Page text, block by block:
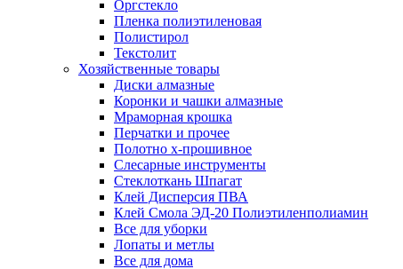
Оргстекло
Пленка полиэтиленовая
Полистирол
Текстолит
Хозяйственные товары
Диски алмазные
Коронки и чашки алмазные
Мраморная крошка
Перчатки и прочее
Полотно х-прошивное
Слесарные инструменты
Стеклоткань Шпагат
Клей Дисперсия ПВА
Клей Смола ЭД-20 Полиэтиленполиамин
Все для уборки
Лопаты и метлы
Все для дома